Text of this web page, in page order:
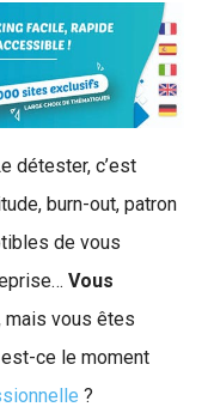
détester, c’est
burn-out, patron
de vous
Vous
mais vous êtes
ce le moment
?